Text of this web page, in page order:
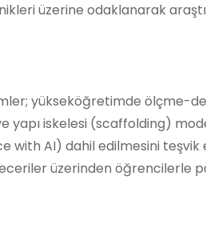
üzerine odaklanarak
yükseköğretimde ölçme-
yapı iskelesi (scaffolding)
with AI) dahil edilmesini teşvik
üzerinden öğrencilerle